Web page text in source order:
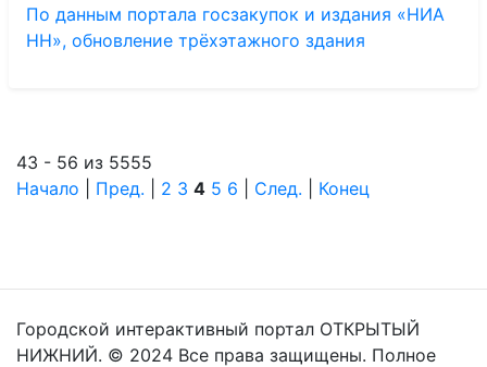
По данным портала госзакупок и издания «НИА
НН», обновление трёхэтажного здания
43 - 56 из 5555
Начало
Пред. 2 3 4 5 6 След. Конец
Городской интерактивный портал ОТКРЫТЫЙ
НИЖНИЙ. © 2024 Все права защищены. Полное